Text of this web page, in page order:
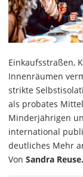
Einkaufsstraßen,
Innenräumen
strikte
als probates
Minderjährigen
international
deutliches Mehr
Von Sandra Reuse.